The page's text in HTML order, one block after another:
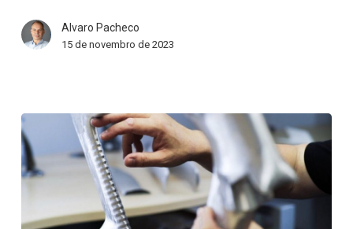
Alvaro Pacheco
15 de novembro de 2023